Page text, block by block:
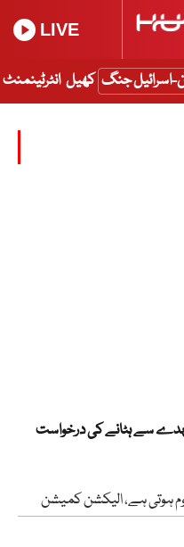
LIVE
اسرائیل جنگ کھیل انٹرٹینمنٹ
سے ہٹانے کی درخواست
ہوتی ہے، الیکشن کمیشن